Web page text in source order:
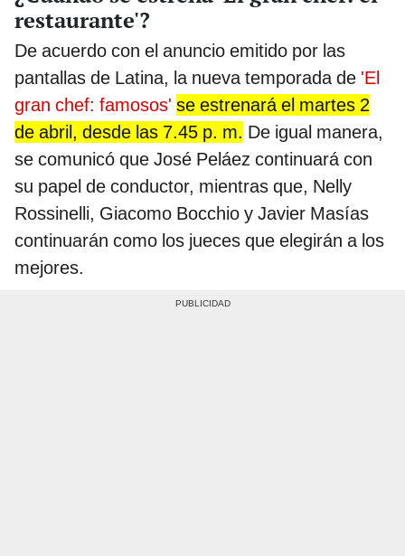
restaurante'?
De acuerdo con el anuncio emitido por las
pantallas de Latina, la nueva temporada de 'El
gran chef: famosos' se estrenará el martes 2
de abril, desde las 7.45 p. m. De igual manera,
se comunicó que José Peláez continuará con
su papel de conductor, mientras que, Nelly
Rossinelli, Giacomo Bocchio y Javier Masías
continuarán como los jueces que elegirán a los
mejores.